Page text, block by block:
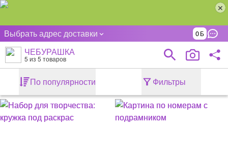
Выбрать адрес доставки 0
ЧЕБУРАШКА
5 из 5 товаров
По популярности Фильтры